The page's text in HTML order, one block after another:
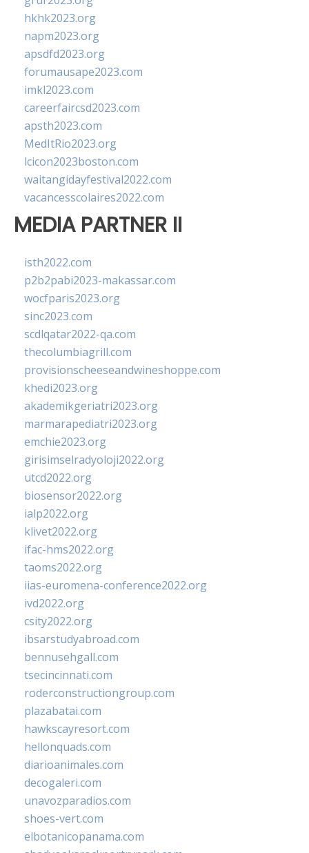
hkhk2023.org
napm2023.org
apsdfd2023.org
forumausape2023.com
imkl2023.com
careerfaircsd2023.com
apsth2023.com
MedItRio2023.org
lcicon2023boston.com
waitangidayfestival2022.com
vacancesscolaires2022.com
MEDIA PARTNER II
isth2022.com
p2b2pabi2023-makassar.com
wocfparis2023.org
sinc2023.com
scdlqatar2022-qa.com
thecolumbiagrill.com
provisionscheeseandwineshoppe.com
khedi2023.org
akademikgeriatri2023.org
marmarapediatri2023.org
emchie2023.org
girisimselradyoloji2022.org
utcd2022.org
biosensor2022.org
ialp2022.org
klivet2022.org
ifac-hms2022.org
taoms2022.org
iias-euromena-conference2022.org
ivd2022.org
csity2022.org
ibsarstudyabroad.com
bennusehgall.com
tsecincinnati.com
roderconstructiongroup.com
plazabatai.com
hawkscayresort.com
hellonquads.com
diarioanimales.com
decogaleri.com
unavozparadios.com
shoes-vert.com
elbotanicopanama.com